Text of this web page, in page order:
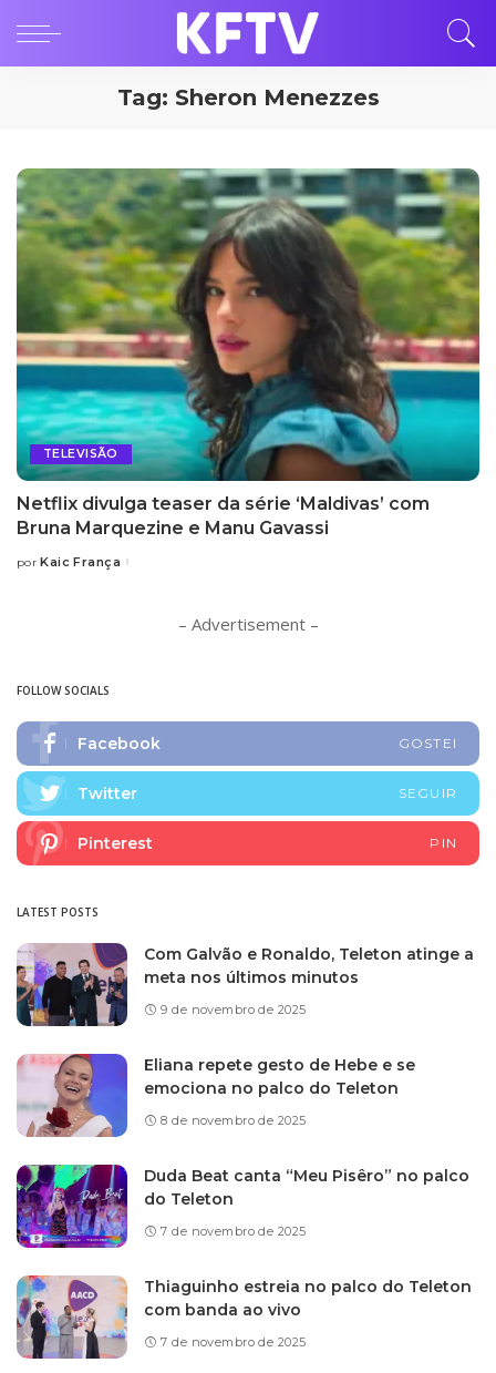
Tag: Sheron Menezzes
TELEVISÃO
Netflix divulga teaser da série ‘Maldivas’ com
Bruna Marquezine e Manu Gavassi
Posted
por Kaic França
– Advertisement –
FOLLOW SOCIALS
Facebook GOSTEI
Twitter SEGUIR
Pinterest PIN
LATEST POSTS
Com Galvão e Ronaldo, Teleton atinge a
meta nos últimos minutos
9 de novembro de 2025
Eliana repete gesto de Hebe e se
emociona no palco do Teleton
8 de novembro de 2025
Duda Beat canta “Meu Pisêro” no palco
do Teleton
7 de novembro de 2025
Thiaguinho estreia no palco do Teleton
com banda ao vivo
7 de novembro de 2025